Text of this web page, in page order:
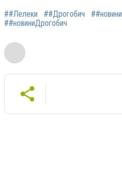
##Лелеки ##Дрогобич ##новини
##новиниДрогобич